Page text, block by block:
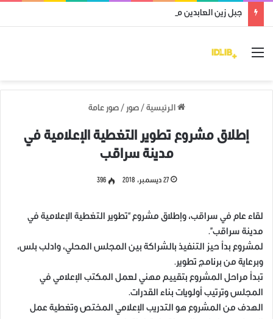
جبل زين العابدين محرر من قوات النظام وميليشياته
القائمة
الرئيسية / صور / صور عامة
إطلاق مشروع تطوير التغطية الإعلامية في
مدينة سراقب
27 ديسمبر، 2018 396
لقاء عام في سراقب، وإطلاق مشروع “تطوير التغطية الإعلامية في
مدينة سراقب”.
لمشروع بدأ حيز التنفيذ بالشراكة بين المجلس المحلي، وادلب بلس،
وبرعاية من برنامج تطوير.
تبدأ مراحل المشروع بتقييم مهني لعمل المكتب الإعلامي في
المجلس وترتيب أولويات بناء القدرات.
الهدف من المشروع هو التدريب الإعلامي المختص وتغطية عمل